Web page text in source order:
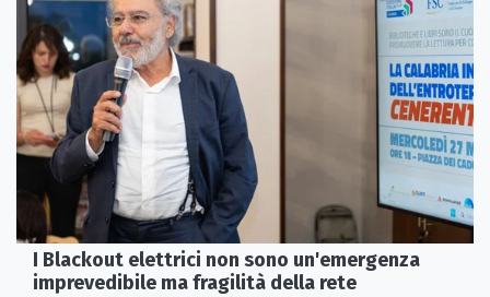
I Blackout elettrici non sono un'emergenza
imprevedibile ma fragilità della rete